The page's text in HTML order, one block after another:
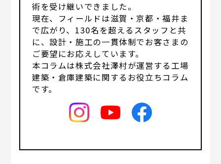
術を受け継いできました。
現在、フィールドは滋賀・京都・福井ま
で広がり、130名を超えるスタッフと共
に、設計・施工の一貫体制でお客さまの
ご要望にお応えしています。
本コラムは株式会社澤村が運営する工場
建築・倉庫建築に関するお役立ちコラム
です。